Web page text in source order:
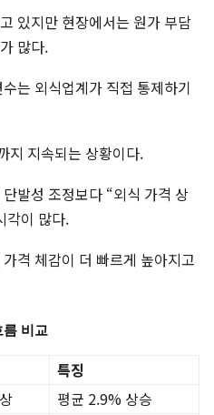
있지만 현장에서는 원가 부담
많다.
는 외식업계가 직접 통제하기
지 지속되는 상황이다.
발성 조정보다 “외식 가격 상
각이 많다.
격 체감이 더 빠르게 높아지고
름 비교
특징
평균 2.9% 상승